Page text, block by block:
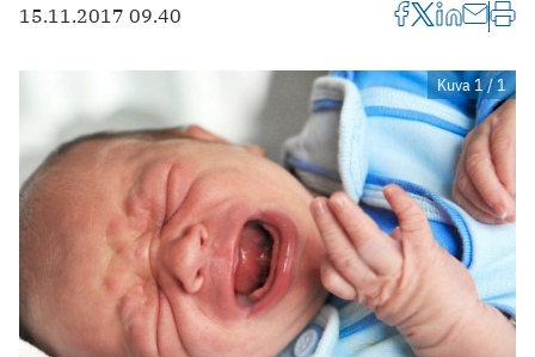
15.11.2017 09.40
Kuva 1 / 1